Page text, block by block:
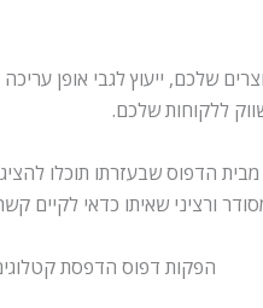
שלכם, ייעוץ לגבי אופן
ללקוחות שלכם.
הדפוס שבעזרתו תוכלו
ורציני שאיתו כדאי לקיים